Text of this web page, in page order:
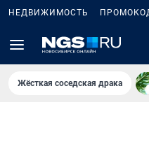
НЕДВИЖИМОСТЬ
Жёсткая соседская драка